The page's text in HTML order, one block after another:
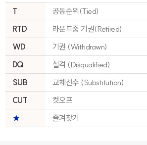
T
공동순위(Tied)
RTD
라운드중 기권(Retired)
WD
기권 (Withdrawn)
DQ
실격 (Disqualified)
SUB
교체선수 (Substitution)
CUT
컷오프
★
즐겨찾기